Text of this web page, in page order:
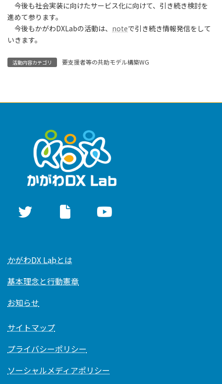
今後も社会実装に向けたサービス化に向けて、引き続き検討を
進めて参ります。
今後もかがわDXLabの活動は、 noteで引き続き情報発信をして
いきます。
活動内容カテゴリ 要支援者等の共助モデル構築WG
かがわDX Labとは
基本理念と行動憲章
お知らせ
サイトマップ
プライバシーポリシー
ソーシャルメディアポリシー